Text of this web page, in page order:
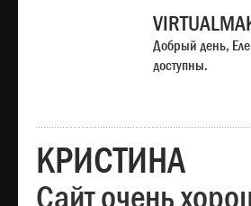
Добрый день,
доступны.
КРИСТИНА
Сайт очень